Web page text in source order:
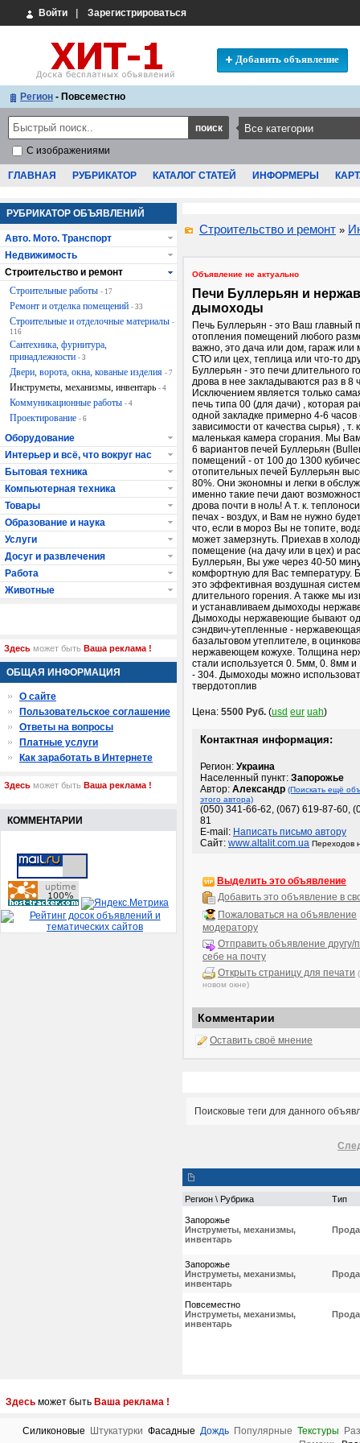
Войти Зарегистрироваться
Добавить объявление
Регион - Повсеместно
С изображениями
ГЛАВНАЯ РУБРИКАТОР КАТАЛОГ СТАТЕЙ ИНФОРМЕРЫ
Строительство и ремонт »
Объявление не актуально
Печи Буллерьян и
дымоходы
Печь Буллерьян - это Ваш главный
отопления помещений любого
важно, это дача или дом, гараж или
СТО или цех, теплица или что-то
Буллерьян - это печи длительного
дрова в нее закладываются раз в 8
Исключением является только
печь типа 00 (для дачи) , которая
одной закладке примерно 4-6 часов
зависимости от качества сырья) , т.
маленькая камера сгорания. Мы
6 вариантов печей Буллерьян
помещений - от 100 до 1300
отопительных печей Буллерьян
80%. Они экономны и легки в
именно такие печи дают
дрова почти в ноль! А т. к.
печах - воздух, и Вам не нужно
что, если в мороз Вы не топите,
может замерзнуть. Приехав в
помещение (на дачу или в цех) и
Буллерьян, Вы уже через 40-50
комфортную для Вас температуру.
это эффективная воздушная
длительного горения. А также мы
и устанавливаем дымоходы
Дымоходы нержавеющие бывают
сэндвич-утепленные -
базальтовом утеплителе, в
нержавеющем кожухе. Толщина
стали используется 0. 5мм, 0. 8мм
- 304. Дымоходы можно
твердотоплив
Цена: 5500 Руб. (usd eur uah)
Контактная информация:
Регион: Украина
Населенный пункт: Запорожье
Автор: Александр (Поискать ещё
этого автора)
(050) 341-66-62, (067) 619-87-60,
81
E-mail: Написать письмо автору
Сайт: www.altalit.com.ua Переходов
Выделить это объявление
Добавить это объявление в
Пожаловаться на объявление
модератору
Отправить объявление другу/
себе на почту
Открыть страницу для печати
новом окне)
Комментарии
Оставить своё мнение
Поисковые теги для данного
Регион \ Рубрика Тип
Запорожье
Инструметы, механизмы,
инвентарь
Запорожье
Инструметы, механизмы,
инвентарь
Повсеместно
Инструметы, механизмы,
инвентарь
РУБРИКАТОР ОБЪЯВЛЕНИЙ
Авто. Мото. Транспорт
Недвижимость
Строительство и ремонт
Строительные работы - 17
Ремонт и отделка помещений - 33
Строительные и отделочные материалы -
116
Сантехника, фурнитура,
принадлежности - 3
Двери, ворота, окна, кованые изделия - 7
Инструметы, механизмы, инвентарь - 4
Коммуникационные работы - 4
Проектирование - 6
Оборудование
Интерьер и всё, что вокруг нас
Бытовая техника
Компьютерная техника
Товары
Образование и наука
Услуги
Досуг и развлечения
Работа
Животные
Здесь может быть Ваша реклама !
ОБЩАЯ ИНФОРМАЦИЯ
О сайте
Пользовательское соглашение
Ответы на вопросы
Платные услуги
Как заработать в Интернете
Здесь может быть Ваша реклама !
КОММЕНТАРИИ
Здесь может быть Ваша реклама !
Силиконовые Штукатурки Фасадные Дождь Популярные Текстуры